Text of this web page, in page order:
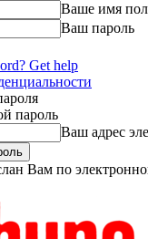
Ваше имя
Ваш пароль
Get help
пароль
Ваш адрес
Вам по